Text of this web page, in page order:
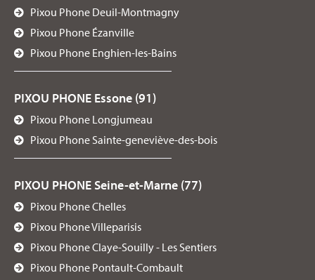
Pixou Phone Deuil-Montmagny
Pixou Phone Ézanville
Pixou Phone Enghien-les-Bains
PIXOU PHONE Essone (91)
Pixou Phone Longjumeau
Pixou Phone Sainte-geneviève-des-bois
PIXOU PHONE Seine-et-Marne (77)
Pixou Phone Chelles
Pixou Phone Villeparisis
Pixou Phone Claye-Souilly - Les Sentiers
Pixou Phone Pontault-Combault